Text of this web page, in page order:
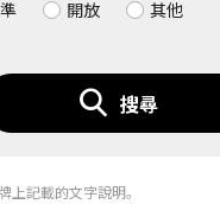
開放 其他
搜尋
上記載的文字說明。